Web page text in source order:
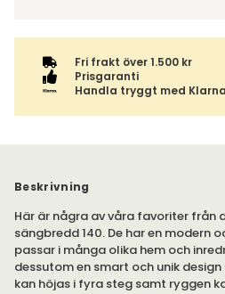
Fri frakt över 1.500 kr
Prisgaranti
Handla tryggt med Klarna
Beskrivning
Här är några av våra favoriter från
sängbredd 140. De har en modern
passar i många olika hem och
dessutom en smart och unik
kan höjas i fyra steg samt ryggen